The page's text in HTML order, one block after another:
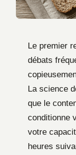
Le premier
débats
La science
que le
conditionne
votre
heures